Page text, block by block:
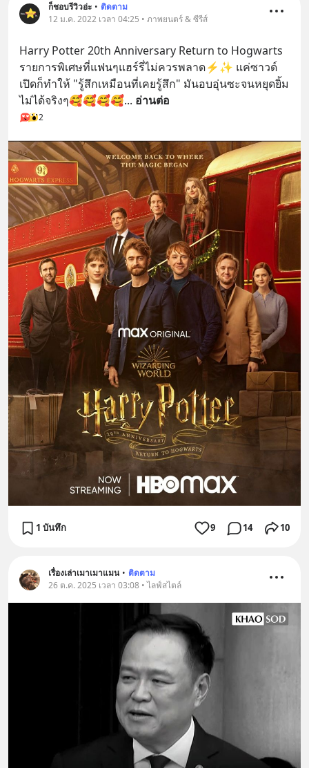
ก็ชอบรีวิวอ่ะ • ติดตาม
12 ม.ค. 2022 เวลา 04:25 • ภาพยนตร์ & ซีรีส์
Harry Potter 20th Anniversary Return to Hogwarts
รายการพิเศษที่แฟนๆแฮร์รี่ไม่ควรพลาด⚡✨ แค่ซาวด์
เปิดก็ทำให้ "รู้สึกเหมือนที่เคยรู้สึก" มันอบอุ่นซะจนหยุดยิ้ม
ไม่ได้จริงๆ🥰🥰🥰🥰... อ่านต่อ
2
1 บันทึก 9 14 10
เรื่องเล่าเมาเมาแมน • ติดตาม
26 ต.ค. 2025 เวลา 03:08 • ไลฟ์สไตล์